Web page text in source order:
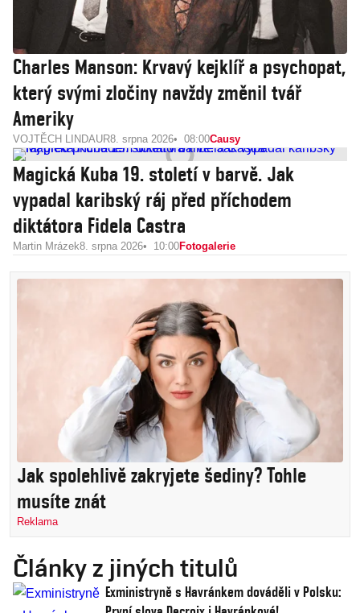
Charles Manson: Krvavý kejklíř a psychopat,
který svými zločiny navždy změnil tvář
Ameriky
VOJTĚCH LINDAUR8. srpna 2026 08:00Causy
Magická Kuba 19. století v barvě. Jak
vypadal karibský ráj před příchodem
diktátora Fidela Castra
Martin Mrázek8. srpna 2026 10:00Fotogalerie
Jak spolehlivě zakryjete šediny? Tohle
musíte znát
Reklama
Články z jiných titulů
Exministryně s Havránkem dováděli v Polsku: